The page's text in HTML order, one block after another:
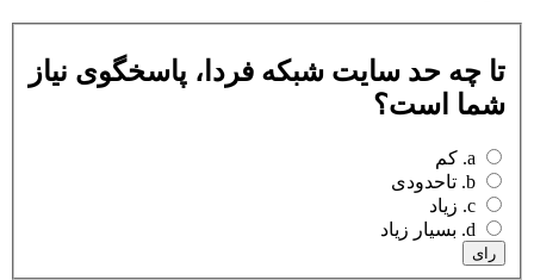
تا چه حد سایت شبکه فردا، پاسخگوی نیاز
شما است؟
رای